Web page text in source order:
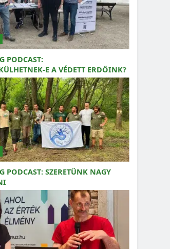
PODCAST:
E A VÉDETT ERDŐINK?
PODCAST: SZERETÜNK NAGY